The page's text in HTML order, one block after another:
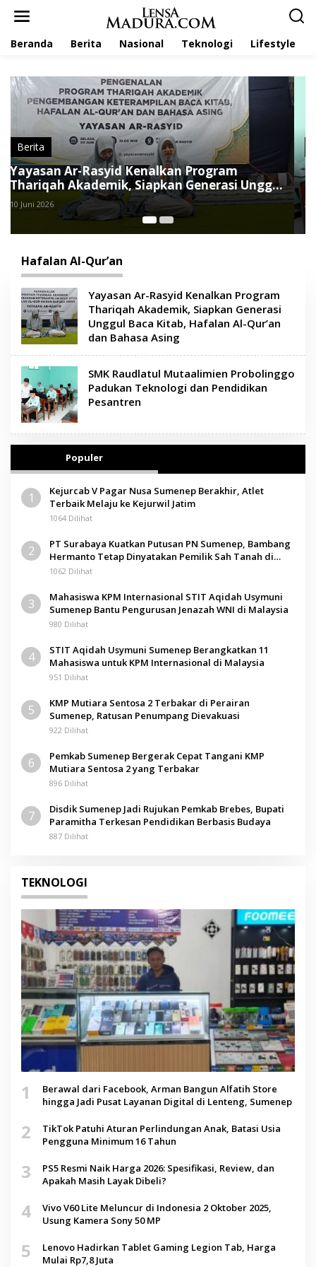
Beranda Berita Nasional Teknologi Lifestyle
Nasional
SMK Raudlatul Mutaalimien Probolinggo
Padukan Teknologi dan Pendidikan
Pesantren
2 Juni 2026
Hafalan Al-Qur’an
Yayasan Ar-Rasyid Kenalkan Program
Thariqah Akademik, Siapkan Generasi
Unggul Baca Kitab, Hafalan Al-Qur’an
dan Bahasa Asing
SMK Raudlatul Mutaalimien Probolinggo
Padukan Teknologi dan Pendidikan
Pesantren
Populer
1
Kejurcab V Pagar Nusa Sumenep Berakhir, Atlet
Terbaik Melaju ke Kejurwil Jatim
1064 Dilihat
2
PT Surabaya Kuatkan Putusan PN Sumenep, Bambang
Hermanto Tetap Dinyatakan Pemilik Sah Tanah di
Pamolokan
1062 Dilihat
3
Mahasiswa KPM Internasional STIT Aqidah Usymuni
Sumenep Bantu Pengurusan Jenazah WNI di Malaysia
980 Dilihat
4
STIT Aqidah Usymuni Sumenep Berangkatkan 11
Mahasiswa untuk KPM Internasional di Malaysia
951 Dilihat
5
KMP Mutiara Sentosa 2 Terbakar di Perairan
Sumenep, Ratusan Penumpang Dievakuasi
922 Dilihat
6
Pemkab Sumenep Bergerak Cepat Tangani KMP
Mutiara Sentosa 2 yang Terbakar
896 Dilihat
7
Disdik Sumenep Jadi Rujukan Pemkab Brebes, Bupati
Paramitha Terkesan Pendidikan Berbasis Budaya
887 Dilihat
TEKNOLOGI
1
Berawal dari Facebook, Arman Bangun Alfatih Store
hingga Jadi Pusat Layanan Digital di Lenteng, Sumenep
2
TikTok Patuhi Aturan Perlindungan Anak, Batasi Usia
Pengguna Minimum 16 Tahun
3
PS5 Resmi Naik Harga 2026: Spesifikasi, Review, dan
Apakah Masih Layak Dibeli?
4
Vivo V60 Lite Meluncur di Indonesia 2 Oktober 2025,
Usung Kamera Sony 50 MP
5
Lenovo Hadirkan Tablet Gaming Legion Tab, Harga
Mulai Rp7,8 Juta